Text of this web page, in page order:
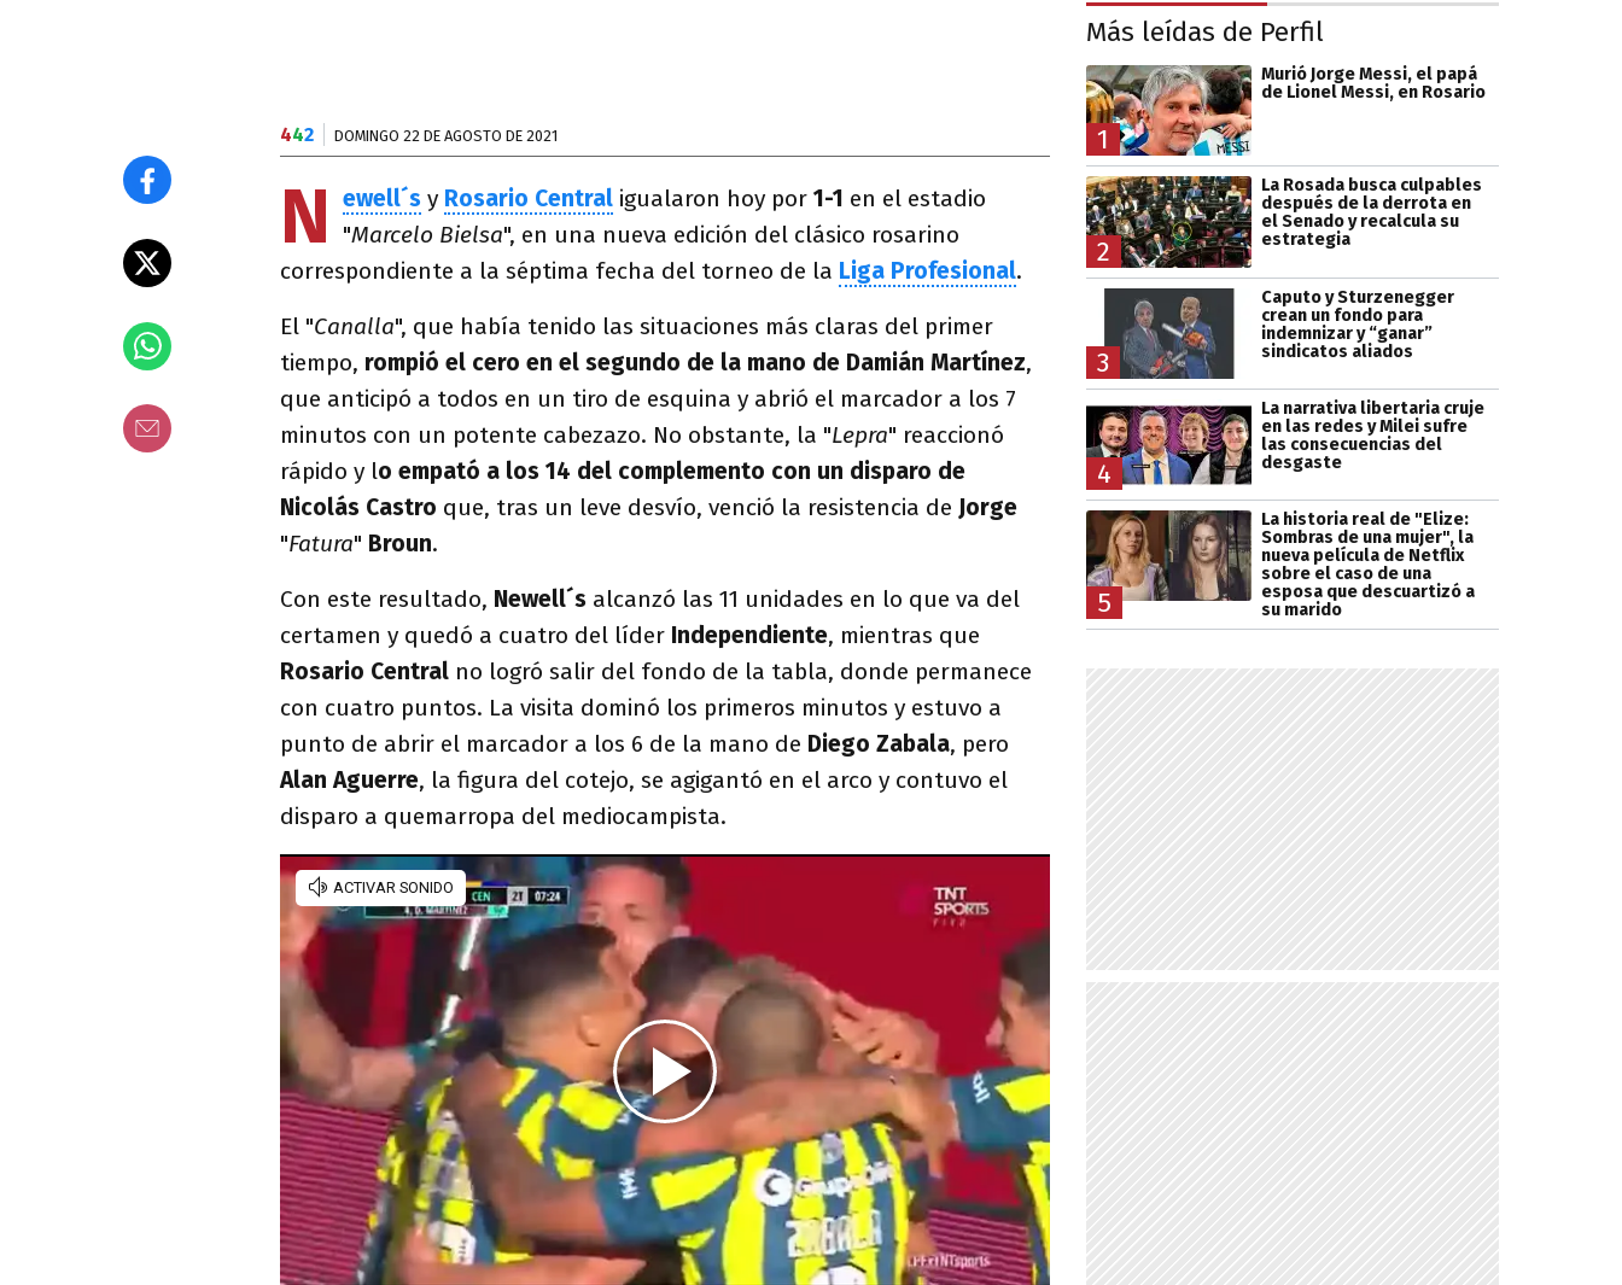
442 DOMINGO 22 DE AGOSTO DE 2021
N ewell´s y Rosario Central igualaron hoy por 1-1 en el estadio
"Marcelo Bielsa", en una nueva edición del clásico rosarino
correspondiente a la séptima fecha del torneo de la Liga Profesional.
El "Canalla", que había tenido las situaciones más claras del primer
tiempo, rompió el cero en el segundo de la mano de Damián Martínez,
que anticipó a todos en un tiro de esquina y abrió el marcador a los 7
minutos con un potente cabezazo. No obstante, la "Lepra" reaccionó
rápido y lo empató a los 14 del complemento con un disparo de
Nicolás Castro que, tras un leve desvío, venció la resistencia de Jorge
"Fatura" Broun.
Con este resultado, Newell´s alcanzó las 11 unidades en lo que va del
certamen y quedó a cuatro del líder Independiente, mientras que
Rosario Central no logró salir del fondo de la tabla, donde permanece
con cuatro puntos. La visita dominó los primeros minutos y estuvo a
punto de abrir el marcador a los 6 de la mano de Diego Zabala, pero
Alan Aguerre, la figura del cotejo, se agigantó en el arco y contuvo el
disparo a quemarropa del mediocampista.
Más leídas de Perfil
1
Murió Jorge Messi, el papá
de Lionel Messi, en Rosario
2
La Rosada busca culpables
después de la derrota en
el Senado y recalcula su
estrategia
3
Caputo y Sturzenegger
crean un fondo para
indemnizar y “ganar”
sindicatos aliados
4
La narrativa libertaria cruje
en las redes y Milei sufre
las consecuencias del
desgaste
5
La historia real de "Elize:
Sombras de una mujer", la
nueva película de Netflix
sobre el caso de una
esposa que descuartizó a
su marido